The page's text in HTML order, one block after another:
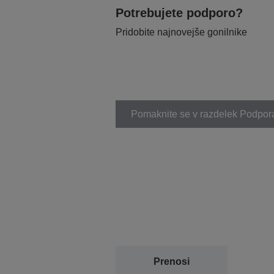
Potrebujete podporo?
Pridobite najnovejše gonilnike
Pomaknite se v razdelek
Prenosi